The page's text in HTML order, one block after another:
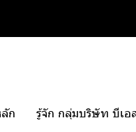
ก รู้จัก กลุ่มบริษัท บีเอ